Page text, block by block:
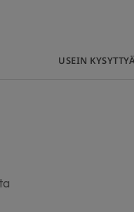
raikkaan
USEIN KYSYTTYÄ